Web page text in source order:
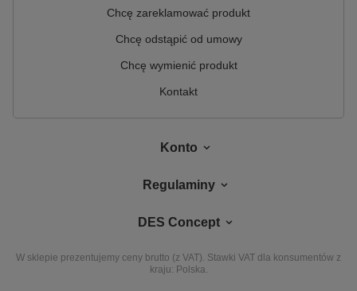
Chcę zareklamować produkt
Chcę odstąpić od umowy
Chcę wymienić produkt
Kontakt
Konto
Regulaminy
DES Concept
W sklepie prezentujemy ceny brutto (z VAT). Stawki VAT dla konsumentów z
kraju: Polska.